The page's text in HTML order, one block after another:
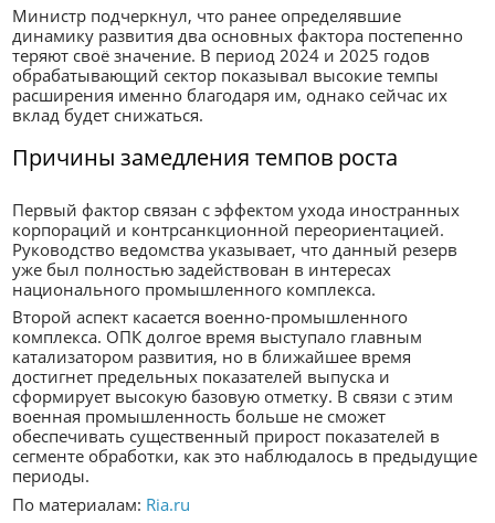
Министр подчеркнул, что ранее определявшие
динамику развития два основных фактора постепенно
теряют своё значение. В период 2024 и 2025 годов
обрабатывающий сектор показывал высокие темпы
расширения именно благодаря им, однако сейчас их
вклад будет снижаться.
Причины замедления темпов роста
Первый фактор связан с эффектом ухода иностранных
корпораций и контрсанкционной переориентацией.
Руководство ведомства указывает, что данный резерв
уже был полностью задействован в интересах
национального промышленного комплекса.
Второй аспект касается военно-промышленного
комплекса. ОПК долгое время выступало главным
катализатором развития, но в ближайшее время
достигнет предельных показателей выпуска и
сформирует высокую базовую отметку. В связи с этим
военная промышленность больше не сможет
обеспечивать существенный прирост показателей в
сегменте обработки, как это наблюдалось в предыдущие
периоды.
По материалам: Ria.ru